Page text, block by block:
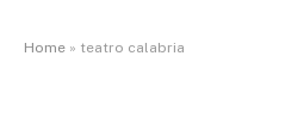
Home » teatro calabria